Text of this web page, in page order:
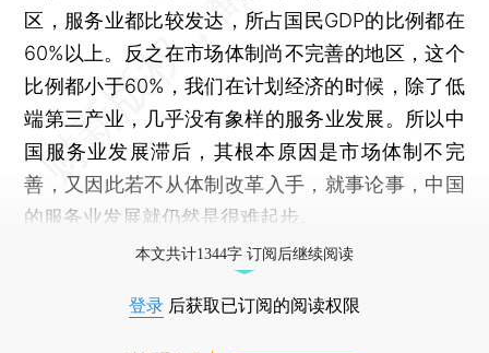
区，服务业都比较发达，所占国民GDP的比例都在
60%以上。反之在市场体制尚不完善的地区，这个
比例都小于60%，我们在计划经济的时候，除了低
端第三产业，几乎没有象样的服务业发展。所以中
国服务业发展滞后，其根本原因是市场体制不完
善，又因此若不从体制改革入手，就事论事，中国
的服务业发展就仍然是很难起步。
本文共计1344字 订阅后继续阅读
登录 后获取已订阅的阅读权限